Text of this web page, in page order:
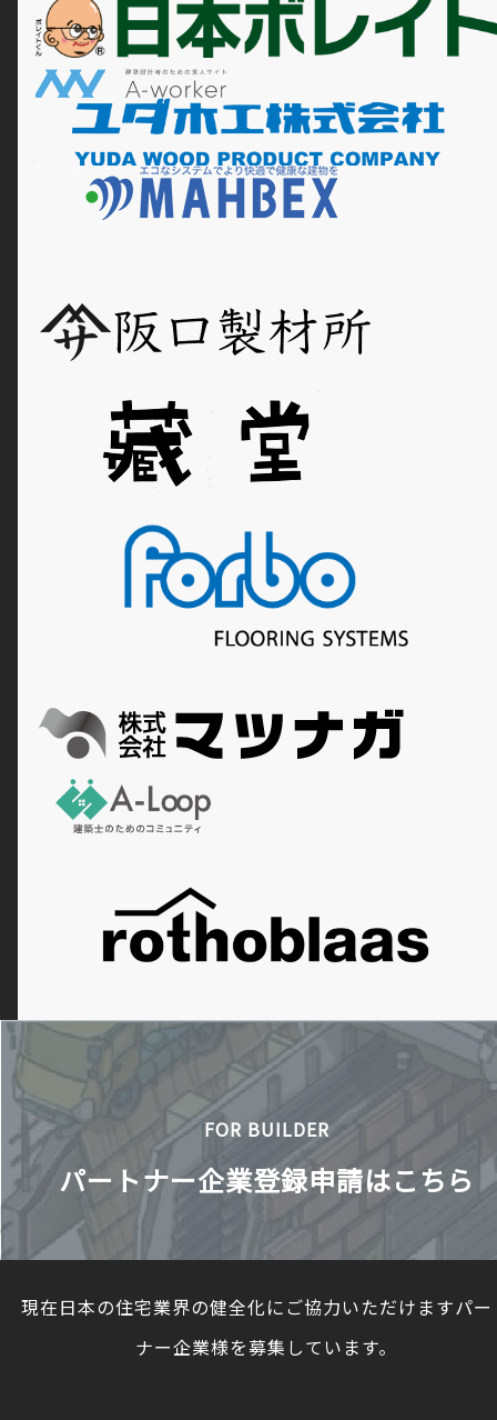
FOR BUILDER
パートナー企業登録申請はこちら
現在日本の住宅業界の健全化にご協力いただけますパ
ナー企業様を募集しています。